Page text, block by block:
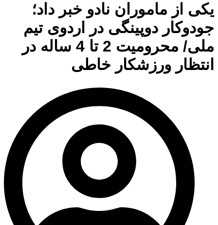
یکی از ماموران نادو خبر داد؛
جودوکار دوپینگی در اردوی تیم
ملی/ محرومیت 2 تا 4 ساله در
انتظار ورزشکار خاطی